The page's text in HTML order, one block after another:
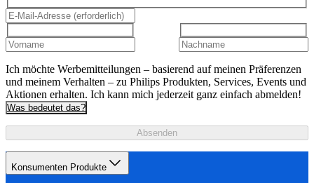
Ich möchte Werbemitteilungen – basierend auf meinen Präferenzen
und meinem Verhalten – zu Philips Produkten, Services, Events und
Aktionen erhalten. Ich kann mich jederzeit ganz einfach abmelden!
Was bedeutet das?
Absenden
Konsumenten Produkte